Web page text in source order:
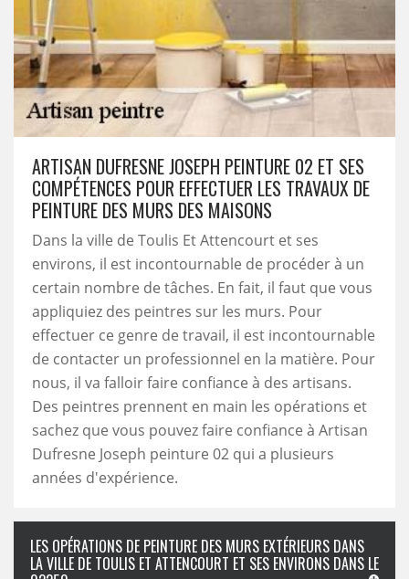
ARTISAN DUFRESNE JOSEPH PEINTURE 02 ET SES
COMPÉTENCES POUR EFFECTUER LES TRAVAUX DE
PEINTURE DES MURS DES MAISONS
Dans la ville de Toulis Et Attencourt et ses
environs, il est incontournable de procéder à un
certain nombre de tâches. En fait, il faut que vous
appliquiez des peintres sur les murs. Pour
effectuer ce genre de travail, il est incontournable
de contacter un professionnel en la matière. Pour
nous, il va falloir faire confiance à des artisans.
Des peintres prennent en main les opérations et
sachez que vous pouvez faire confiance à Artisan
Dufresne Joseph peinture 02 qui a plusieurs
années d'expérience.
LES OPÉRATIONS DE PEINTURE DES MURS EXTÉRIEURS DANS
LA VILLE DE TOULIS ET ATTENCOURT ET SES ENVIRONS DANS LE